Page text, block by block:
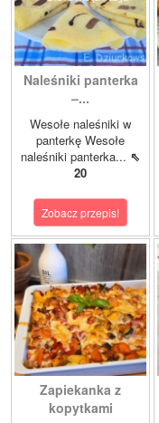
Naleśniki panterka
–...
Wesołe naleśniki w
panterkę Wesołe
naleśniki panterka... ⇖
20
Zobacz przepis!
Zapiekanka z
kopytkami